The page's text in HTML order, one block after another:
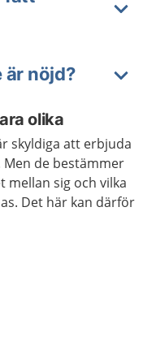
är nöjd?
olika
skyldiga att erbjuda
de bestämmer
mellan sig och vilka
Det här kan därför